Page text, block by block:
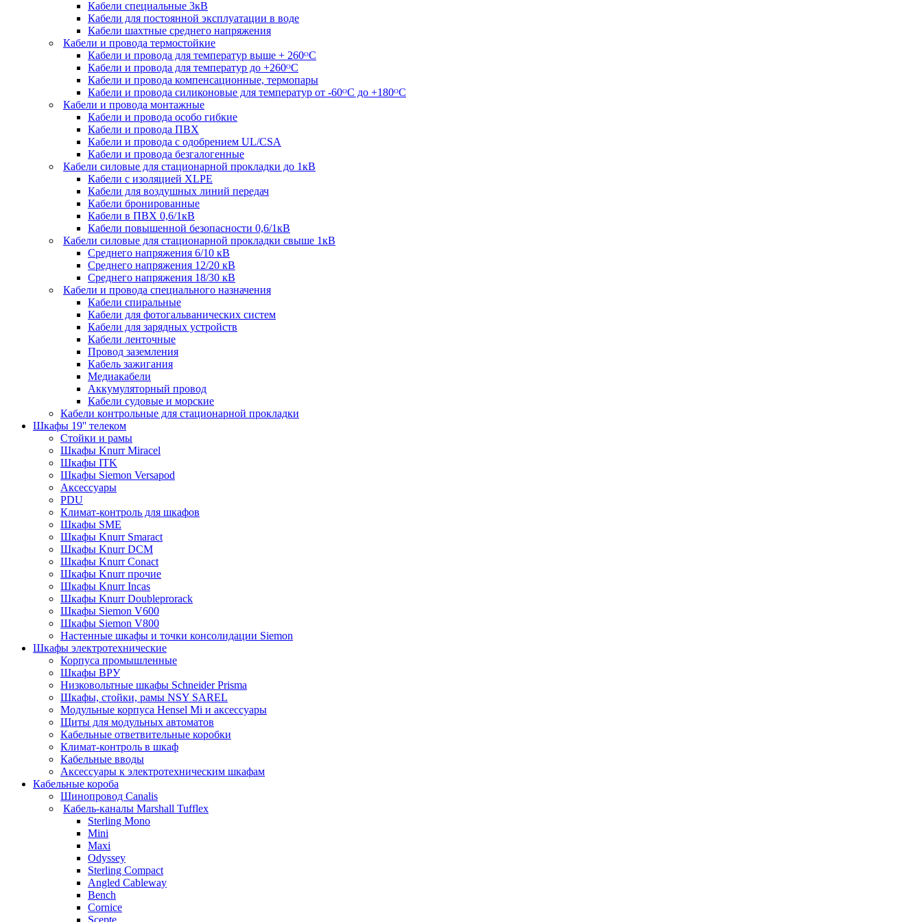
Кабели специальные 3кВ
Кабели для постоянной эксплуатации в воде
Кабели шахтные среднего напряжения
Кабели и провода термостойкие
Кабели и провода для температур выше + 260ᴼС
Кабели и провода для температур до +260ᴼС
Кабели и провода компенсационные, термопары
Кабели и провода силиконовые для температур от -60ᴼC до +180ᴼС
Кабели и провода монтажные
Кабели и провода особо гибкие
Кабели и провода ПВХ
Кабели и провода с одобрением UL/CSA
Кабели и провода безгалогенные
Кабели силовые для стационарной прокладки до 1кВ
Кабели c изоляцией XLPE
Кабели для воздушных линий передач
Кабели бронированные
Кабели в ПВХ 0,6/1кВ
Кабели повышенной безопасности 0,6/1кВ
Кабели силовые для стационарной прокладки свыше 1кВ
Среднего напряжения 6/10 кВ
Среднего напряжения 12/20 кВ
Среднего напряжения 18/30 кВ
Кабели и провода специального назначения
Кабели спиральные
Кабели для фотогальванических систем
Кабели для зарядных устройств
Кабели ленточные
Провод заземления
Кабель зажигания
Медиакабели
Аккумуляторный провод
Кабели судовые и морские
Кабели контрольные для стационарной прокладки
Шкафы 19'' телеком
Стойки и рамы
Шкафы Knurr Miracel
Шкафы ITK
Шкафы Siemon Versapod
Аксессуары
PDU
Климат-контроль для шкафов
Шкафы SME
Шкафы Knurr Smaract
Шкафы Knurr DCM
Шкафы Knurr Conact
Шкафы Knurr прочие
Шкафы Knurr Incas
Шкафы Knurr Doubleprorack
Шкафы Siemon V600
Шкафы Siemon V800
Настенные шкафы и точки консолидации Siemon
Шкафы электротехнические
Корпуса промышленные
Шкафы ВРУ
Низковольтные шкафы Schneider Prisma
Шкафы, стойки, рамы NSY SAREL
Модульные корпуса Hensel Mi и аксессуары
Щиты для модульных автоматов
Кабельные ответвительные коробки
Климат-контроль в шкаф
Кабельные вводы
Аксессуары к электротехническим шкафам
Кабельные короба
Шинопровод Canalis
Кабель-каналы Marshall Tufflex
Sterling Mono
Mini
Maxi
Odyssey
Sterling Compact
Angled Cableway
Bench
Cornice
Scepte